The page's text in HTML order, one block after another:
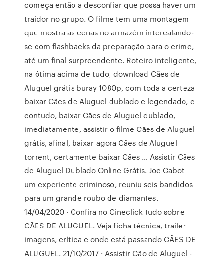
começa então a desconfiar que possa haver um
traidor no grupo. O filme tem uma montagem
que mostra as cenas no armazém intercalando-
se com flashbacks da preparação para o crime,
até um final surpreendente. Roteiro inteligente,
na ótima acima de tudo, download Cães de
Aluguel grátis buray 1080p, com toda a certeza
baixar Cães de Aluguel dublado e legendado, e
contudo, baixar Cães de Aluguel dublado,
imediatamente, assistir o filme Cães de Aluguel
grátis, afinal, baixar agora Cães de Aluguel
torrent, certamente baixar Cães … Assistir Cães
de Aluguel Dublado Online Grátis. Joe Cabot
um experiente criminoso, reuniu seis bandidos
para um grande roubo de diamantes.
14/04/2020 · Confira no Cineclick tudo sobre
CÃES DE ALUGUEL. Veja ficha técnica, trailer
imagens, crítica e onde está passando CÃES DE
ALUGUEL. 21/10/2017 · Assistir Cão de Aluguel -